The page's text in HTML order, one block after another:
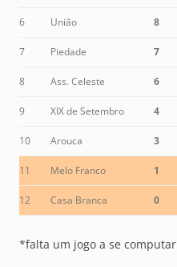
6 União 8
7 Piedade 7
8 Ass. Celeste 6
9 XIX de Setembro 4
10 Arouca 3
11 Melo Franco 1
12 Casa Branca 0
*falta um jogo a se computar